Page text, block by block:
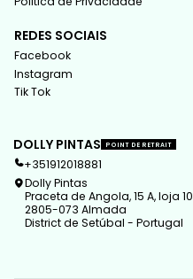
REDES SOCIAIS
Facebook
Instagram
Tik Tok
DOLLY PINTAS POINT DE RETRAIT
+351912018881
Dolly Pintas
Praceta de Angola, 15 A, loja 10
2805-073 Almada
District de Setúbal - Portugal